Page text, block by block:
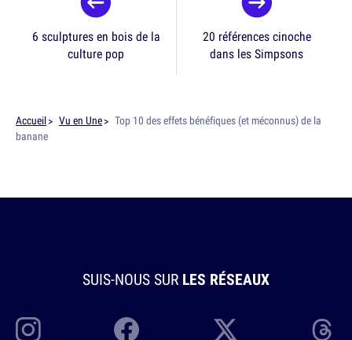
6 sculptures en bois de la
culture pop
20 références cinoche
dans les Simpsons
Accueil Vu en Une
Top 10 des effets bénéfiques (et méconnus) de la
banane
SUIS-NOUS SUR LES RÉSEAUX